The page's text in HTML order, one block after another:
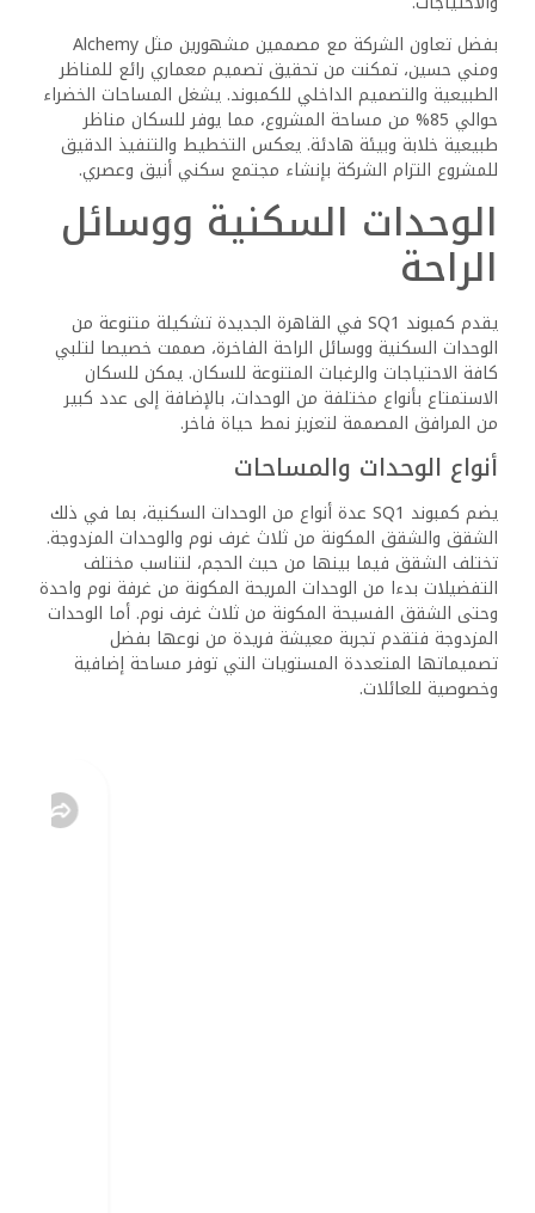
بفضل تعاون الشركة مع مصممين مشهورين مثل Alchemy
ومني حسين، تمكنت من تحقيق تصميم معماري رائع للمناظر
الطبيعية والتصميم الداخلي للكمبوند. يشغل المساحات الخضراء
حوالي 85% من مساحة المشروع، مما يوفر للسكان مناظر
طبيعية خلابة وبيئة هادئة. يعكس التخطيط والتنفيذ الدقيق
للمشروع التزام الشركة بإنشاء مجتمع سكني أنيق وعصري.
الوحدات السكنية ووسائل
الراحة
يقدم كمبوند SQ1 في القاهرة الجديدة تشكيلة متنوعة من
الوحدات السكنية ووسائل الراحة الفاخرة، صممت خصيصا لتلبي
كافة الاحتياجات والرغبات المتنوعة للسكان. يمكن للسكان
الاستمتاع بأنواع مختلفة من الوحدات، بالإضافة إلى عدد كبير
من المرافق المصممة لتعزيز نمط حياة فاخر.
أنواع الوحدات والمساحات
يضم كمبوند SQ1 عدة أنواع من الوحدات السكنية، بما في ذلك
الشقق والشقق المكونة من ثلاث غرف نوم والوحدات المزدوجة.
تختلف الشقق فيما بينها من حيث الحجم، لتناسب مختلف
التفضيلات بدءا من الوحدات المريحة المكونة من غرفة نوم واحدة
وحتى الشقق الفسيحة المكونة من ثلاث غرف نوم. أما الوحدات
المزدوجة فتقدم تجربة معيشة فريدة من نوعها بفضل
تصميماتها المتعددة المستويات التي توفر مساحة إضافية
وخصوصية للعائلات.
غالبًا ما تأتي وحدات الطابق الأرضي مع حدائق خاصة، مما يعزز